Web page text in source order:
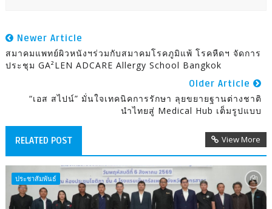
Newer Article
สมาคมแพทย์ผิวหนังฯร่วมกับสมาคมโรคภูมิแพ้ โรคหืดฯ จัดการ
ประชุม GA²LEN ADCARE Allergy School Bangkok
Older Article
“เอส สไปน์” มั่นใจเทคนิคการรักษา ลุยขยายฐานต่างชาติ
นำไทยสู่ Medical Hub เต็มรูปแบบ
RELATED POST View More
ประชาสัมพันธ์